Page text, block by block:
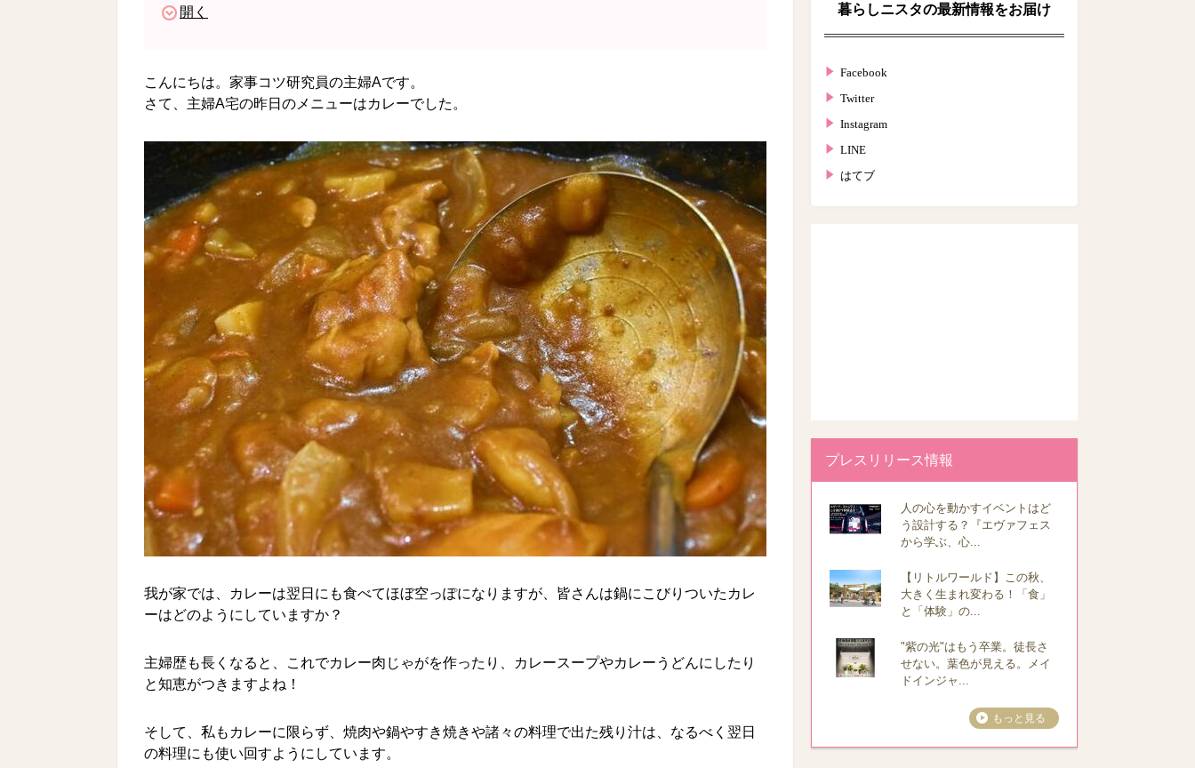
開く
こんにちは。家事コツ研究員の主婦Aです。
さて、主婦A宅の昨日のメニューはカレーでした。
我が家では、カレーは翌日にも食べてほぼ空っぽになりますが、皆さんは鍋にこびりついたカレ
ーはどのようにしていますか？
主婦歴も長くなると、これでカレー肉じゃがを作ったり、カレースープやカレーうどんにしたり
と知恵がつきますよね！
そして、私もカレーに限らず、焼肉や鍋やすき焼きや諸々の料理で出た残り汁は、なるべく翌日
の料理にも使い回すようにしています。
暮らしニスタの最新情報をお届け
Facebook
Twitter
Instagram
LINE
はてブ
プレスリリース情報
人の心を動かすイベントはど
う設計する？『エヴァフェス
から学ぶ、心...
【リトルワールド】この秋、
大きく生まれ変わる！「食」
と「体験」の...
"紫の光"はもう卒業。徒長さ
せない。葉色が見える。メイ
ドインジャ...
もっと見る